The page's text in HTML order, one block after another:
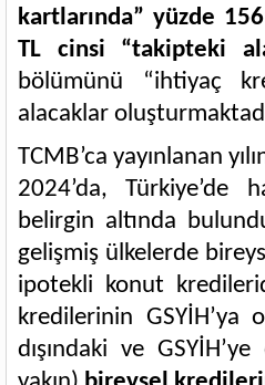
kartlarında” yüzde 156
TL cinsi “takipteki
bölümünü “ihtiyaç
alacaklar
TCMB’ca yayınlanan
2024’da, Türkiye’de
belirgin altında
gelişmiş ülkelerde
ipotekli konut
kredilerinin GSYİH’ya
dışındaki ve